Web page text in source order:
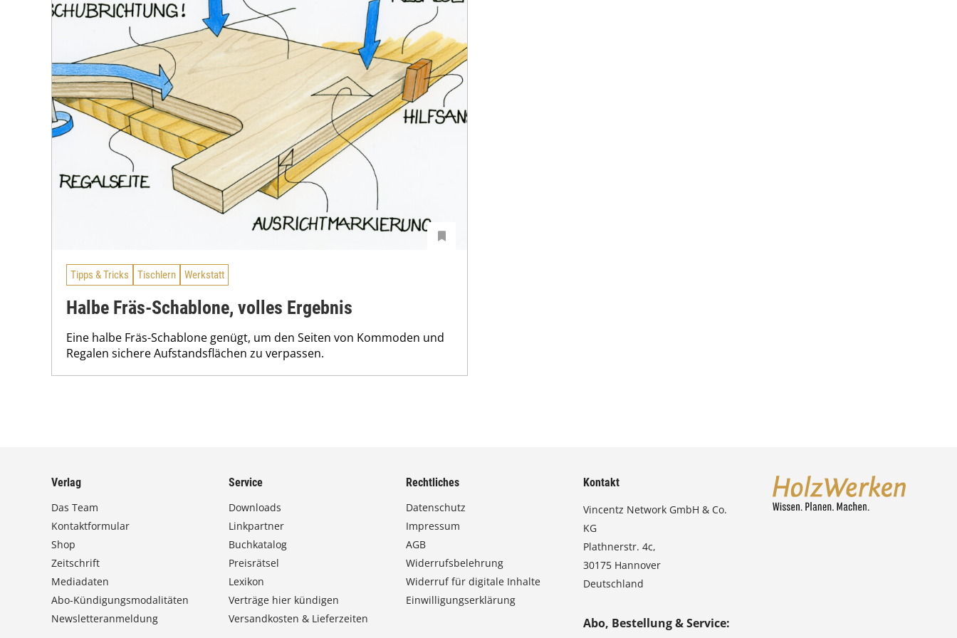
Tipps & Tricks Tischlern Werkstatt
Halbe Fräs-Schablone, volles Ergebnis
Eine halbe Fräs-Schablone genügt, um den Seiten von Kommoden und
Regalen sichere Aufstandsflächen zu verpassen.
Verlag
Das Team
Kontaktformular
Shop
Zeitschrift
Mediadaten
Abo-Kündigungsmodalitäten
Newsletteranmeldung
Service
Downloads
Linkpartner
Buchkatalog
Preisrätsel
Lexikon
Verträge hier kündigen
Versandkosten & Lieferzeiten
Rechtliches
Datenschutz
Impressum
AGB
Widerrufsbelehrung
Widerruf für digitale Inhalte
Einwilligungserklärung
Kontakt
Vincentz Network GmbH & Co.
KG
Plathnerstr. 4c,
30175 Hannover
Deutschland
Abo, Bestellung & Service: